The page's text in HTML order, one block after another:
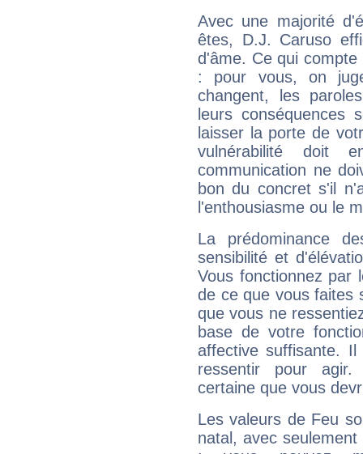
Avec une majorité
êtes, D.J. Caruso
d'âme. Ce qui
: pour vous, on
changent, les
leurs conséquences
laisser la porte de
vulnérabilité doit
communication ne
bon du concret s'il
l'enthousiasme ou le
La prédominance
sensibilité et
Vous fonctionnez
de ce que vous faites
que vous ne
base de votre
affective suffisante.
ressentir pour agir.
certaine que vous
Les valeurs de Feu
natal, avec